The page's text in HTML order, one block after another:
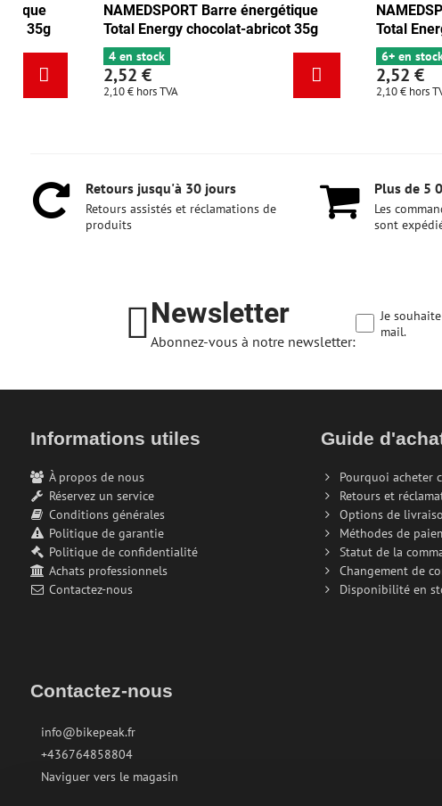
NAMEDSPORT Barre énergétique
Total Energy canneberge-noix 35g
6+ en stock
2,52 €
hors TVA
NAMEDSPORT
Total Energy
4 en stock
2,52 €
hors TVA
Retours jusqu'à 30 jours
Retours assistés et réclamations de
produits
Plus de 5
Les
sont
Newsletter
Abonnez-vous à notre newsletter:
Je
mail.
Informations utiles
À propos de nous
Réservez un service
Conditions générales
Politique de garantie
Politique de confidentialité
Achats professionnels
Contactez-nous
Guide
Pourquoi acheter
Retours et
Options de
Méthodes de
Statut de la
Changement de
Disponibilité en
Contactez-nous
info@bikepeak.fr
+436764858804
Naviguer vers le magasin